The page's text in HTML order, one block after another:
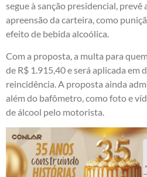
segue à sanção presidencial,
apreensão da carteira, como
efeito de bebida alcoólica.
Com a proposta, a multa para
de R$ 1.915,40 e será aplicada em
reincidência. A proposta ainda
além do bafômetro, como foto e
de álcool pelo motorista.